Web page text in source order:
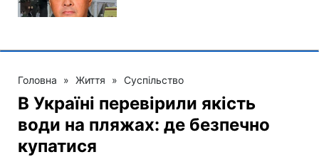
Головна » Життя » Суспільство
В Україні перевірили якість
води на пляжах: де безпечно
купатися